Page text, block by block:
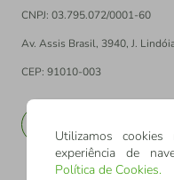
CNPJ: 03.795.072/0001-60
Av. Assis Brasil, 3940, J.
CEP: 91010-003
Utilizamos
experiência de
Política de Cookies.